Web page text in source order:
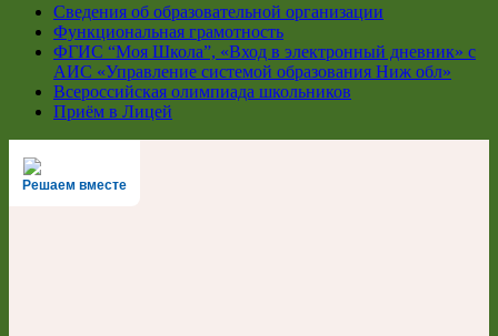
Сведения об образовательной организации
Функциональная грамотность
ФГИС “Моя Школа”, «Вход в электронный дневник» с
АИС «Управление системой образования Ниж обл»
Всероссийская олимпиада школьников
Приём в Лицей
Решаем вместе